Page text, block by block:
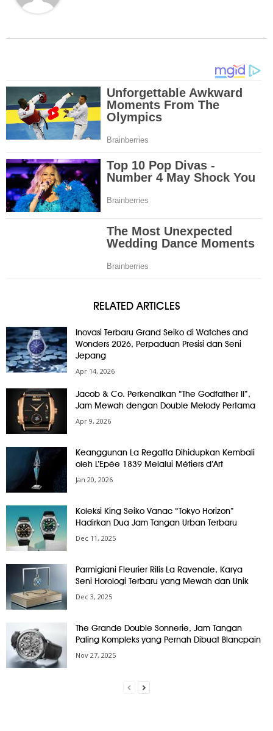
RELATED ARTICLES
Inovasi Terbaru Grand Seiko di Watches and
Wonders 2026, Perpaduan Presisi dan Seni
Jepang
Apr 14, 2026
Jacob & Co. Perkenalkan “The Godfather II”,
Jam Mewah dengan Double Melody Pertama
Apr 9, 2026
Keanggunan La Regatta Dihidupkan Kembali
oleh L’Epée 1839 Melalui Métiers d’Art
Jan 20, 2026
Koleksi King Seiko Vanac “Tokyo Horizon”
Hadirkan Dua Jam Tangan Urban Terbaru
Dec 11, 2025
Parmigiani Fleurier Rilis La Ravenale, Karya
Seni Horologi Terbaru yang Mewah dan Unik
Dec 3, 2025
The Grande Double Sonnerie, Jam Tangan
Paling Kompleks yang Pernah Dibuat Blancpain
Nov 27, 2025